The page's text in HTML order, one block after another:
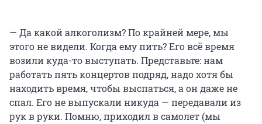
— Да какой алкоголизм? По крайней мере, мы
этого не видели. Когда ему пить? Его всё время
возили куда-то выступать. Представьте: нам
работать пять концертов подряд, надо хотя бы
находить время, чтобы выспаться, а он даже не
спал. Его не выпускали никуда — передавали из
рук в руки. Помню, приходил в самолет (мы